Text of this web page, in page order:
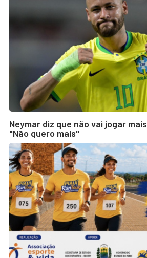
Neymar diz que não vai jogar
"Não quero mais"